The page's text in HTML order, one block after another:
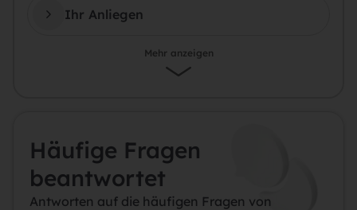
Ihr Anliegen
Mehr anzeigen
Häufige Fragen
beantwortet
Antworten auf die häufigen Fragen von